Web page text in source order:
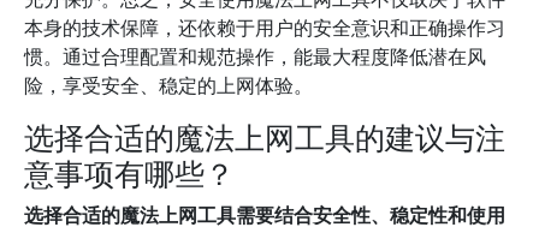
本身的技术保障，还依赖于用户的安全意识和正确操作习
惯。通过合理配置和规范操作，能最大程度降低潜在风
险，享受安全、稳定的上网体验。
选择合适的魔法上网工具的建议与注
意事项有哪些？
选择合适的魔法上网工具需要结合安全性、稳定性和使用